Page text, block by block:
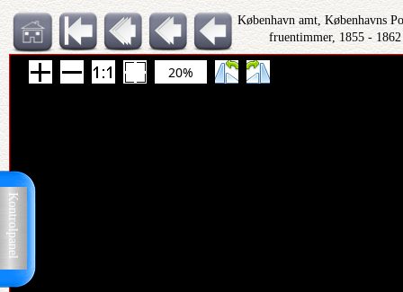
Kontrolpanel
København amt, Københavns
fruentimmer, 1855 -
20%